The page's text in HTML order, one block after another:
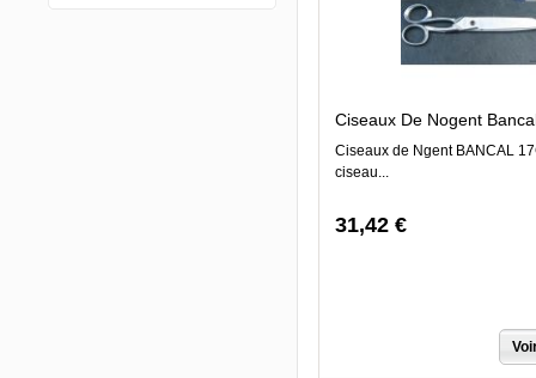
Ciseaux De Nogent
Ciseaux de Ngent BANCAL
ciseau...
31,42 €